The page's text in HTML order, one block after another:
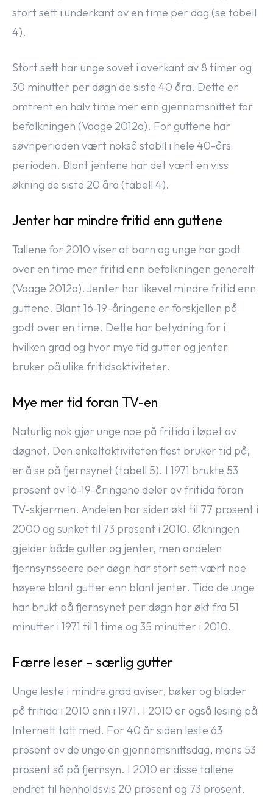
stort sett i underkant av en time per dag (se tabell
4).
Stort sett har unge sovet i overkant av 8 timer og
30 minutter per døgn de siste 40 åra. Dette er
omtrent en halv time mer enn gjennomsnittet for
befolkningen (Vaage 2012a). For guttene har
søvnperioden vært nokså stabil i hele 40-års
perioden. Blant jentene har det vært en viss
økning de siste 20 åra (tabell 4).
Jenter har mindre fritid enn guttene
Tallene for 2010 viser at barn og unge har godt
over en time mer fritid enn befolkningen generelt
(Vaage 2012a). Jenter har likevel mindre fritid enn
guttene. Blant 16-19-åringene er forskjellen på
godt over en time. Dette har betydning for i
hvilken grad og hvor mye tid gutter og jenter
bruker på ulike fritidsaktiviteter.
Mye mer tid foran TV-en
Naturlig nok gjør unge noe på fritida i løpet av
døgnet. Den enkeltaktiviteten flest bruker tid på,
er å se på fjernsynet (tabell 5). I 1971 brukte 53
prosent av 16-19-åringene deler av fritida foran
TV-skjermen. Andelen har siden økt til 77 prosent i
2000 og sunket til 73 prosent i 2010. Økningen
gjelder både gutter og jenter, men andelen
fjernsynsseere per døgn har stort sett vært noe
høyere blant gutter enn blant jenter. Tida de unge
har brukt på fjernsynet per døgn har økt fra 51
minutter i 1971 til 1 time og 35 minutter i 2010.
Færre leser – særlig gutter
Unge leste i mindre grad aviser, bøker og blader
på fritida i 2010 enn i 1971. I 2010 er også lesing på
Internett tatt med. For 40 år siden leste 63
prosent av de unge en gjennomsnittsdag, mens 53
prosent så på fjernsyn. I 2010 er disse tallene
endret til henholdsvis 20 prosent og 73 prosent,